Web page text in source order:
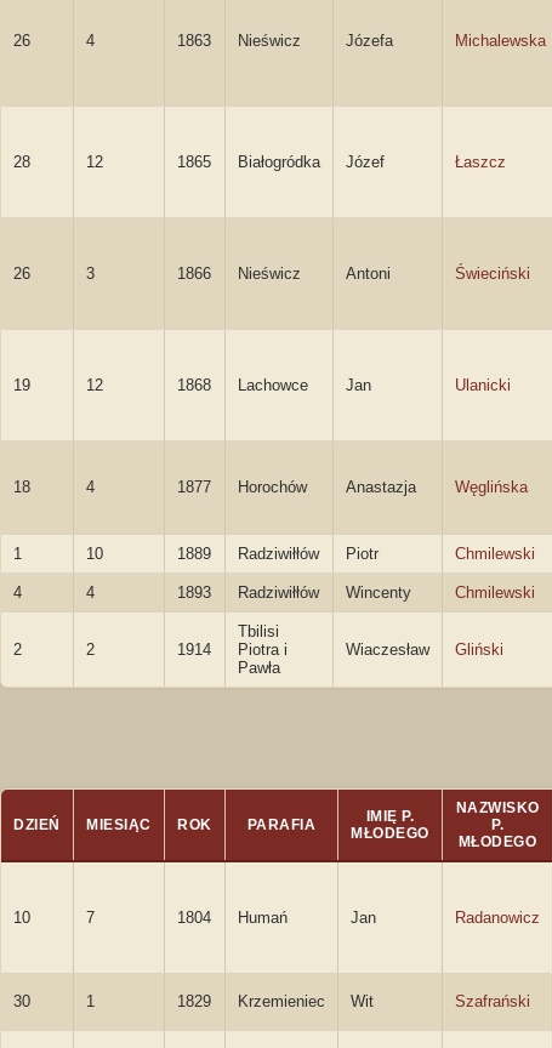
26 4 1863 Nieświcz Józefa Michalewska
28 12 1865 Białogródka Józef Łaszcz
26 3 1866 Nieświcz Antoni Świeciński
19 12 1868 Lachowce Jan Ulanicki
18 4 1877 Horochów Anastazja Węglińska
1 10 1889 Radziwiłłów Piotr Chmilewski
4 4 1893 Radziwiłłów Wincenty Chmilewski
2 2 1914
Tbilisi
Piotra i
Pawła
Wiaczesław Gliński
DZIEŃ MIESIĄC ROK PARAFIA
IMIĘ P.
MŁODEGO
NAZWISKO
P.
MŁODEGO
10 7 1804 Humań Jan Radanowicz
30 1 1829 Krzemieniec Wit Szafrański